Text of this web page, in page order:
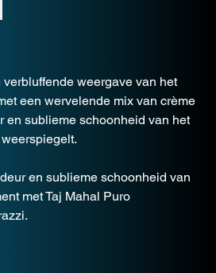
weergave van het
een wervelende mix van crème
en sublieme schoonheid van het
en sublieme schoonheid van
met Taj Mahal Puro